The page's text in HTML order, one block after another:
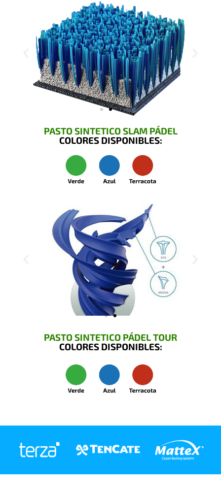
PASTO SINTETICO SLAM PÁDEL
COLORES DISPONIBLES:
PASTO SINTETICO PÁDEL TOUR
COLORES DISPONIBLES: